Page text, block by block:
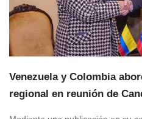
Venezuela y Colombia
regional en reunión de